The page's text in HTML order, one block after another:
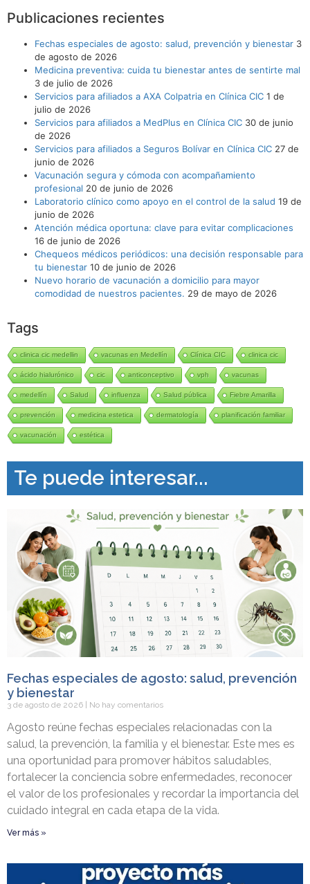
Publicaciones recientes
Fechas especiales de agosto: salud, prevención y bienestar 3
de agosto de 2026
Medicina preventiva: cuida tu bienestar antes de sentirte mal
3 de julio de 2026
Servicios para afiliados a AXA Colpatria en Clínica CIC 1 de
julio de 2026
Servicios para afiliados a MedPlus en Clínica CIC 30 de junio
de 2026
Servicios para afiliados a Seguros Bolívar en Clínica CIC 27 de
junio de 2026
Vacunación segura y cómoda con acompañamiento
profesional 20 de junio de 2026
Laboratorio clínico como apoyo en el control de la salud 19 de
junio de 2026
Atención médica oportuna: clave para evitar complicaciones
16 de junio de 2026
Chequeos médicos periódicos: una decisión responsable para
tu bienestar 10 de junio de 2026
Nuevo horario de vacunación a domicilio para mayor
comodidad de nuestros pacientes. 29 de mayo de 2026
Tags
clinica cic medellin vacunas en Medellín Clínica CIC clinica cic
ácido hialurónico cic anticonceptivo vph vacunas
medellín Salud influenza Salud pública Fiebre Amarilla
prevención medicina estetica dermatología planificación familiar
vacunación estética
Te puede interesar...
Fechas especiales de agosto: salud, prevención
y bienestar
3 de agosto de 2026 No hay comentarios
Agosto reúne fechas especiales relacionadas con la
salud, la prevención, la familia y el bienestar. Este mes es
una oportunidad para promover hábitos saludables,
fortalecer la conciencia sobre enfermedades, reconocer
el valor de los profesionales y recordar la importancia del
cuidado integral en cada etapa de la vida.
Ver más »